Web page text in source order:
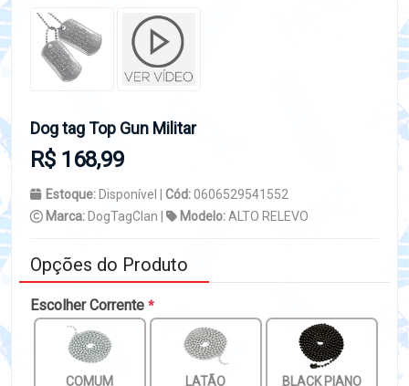
Dog tag Top Gun Militar
R$ 168,99
Estoque: Disponível | Cód:0606529541552
Marca: DogTagClan | Modelo:ALTO RELEVO
Opções do Produto
Escolher Corrente *
COMUM LATÃO BLACK PIANO